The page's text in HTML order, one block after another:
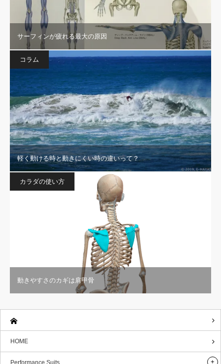
サーフィンが疲れる最大の原因
コラム
軽く動ける時と動きにくい時の違いって？
カラダの使い方
動きやすさのカギは肩甲骨
HOME
Performance Suits